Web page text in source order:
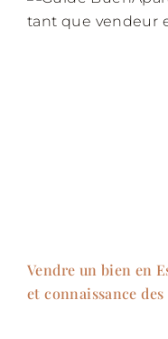
Vendre un bien en
et connaissance des